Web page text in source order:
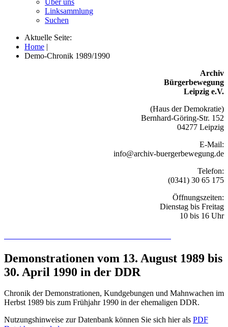
Über uns
Linksammlung
Suchen
Aktuelle Seite:
Home |
Demo-Chronik 1989/1990
Archiv
Bürgerbewegung
Leipzig e.V.
(Haus der Demokratie)
Bernhard-Göring-Str. 152
04277 Leipzig
E-Mail:
info@archiv-buergerbewegung.de
Telefon:
(0341) 30 65 175
Öffnungszeiten:
Dienstag bis Freitag
10 bis 16 Uhr
Demonstrationen vom 13. August 1989 bis
30. April 1990 in der DDR
Chronik der Demonstrationen, Kundgebungen und Mahnwachen im
Herbst 1989 bis zum Frühjahr 1990 in der ehemaligen DDR.
Nutzungshinweise zur Datenbank können Sie sich hier als PDF